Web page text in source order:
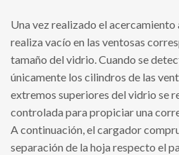
Una vez realizado el
realiza vacío en las ventosas
tamaño del vidrio. Cuando se
únicamente los cilindros de las
extremos superiores del vidrio se
controlada para propiciar una
A continuación, el cargador
separación de la hoja respecto el